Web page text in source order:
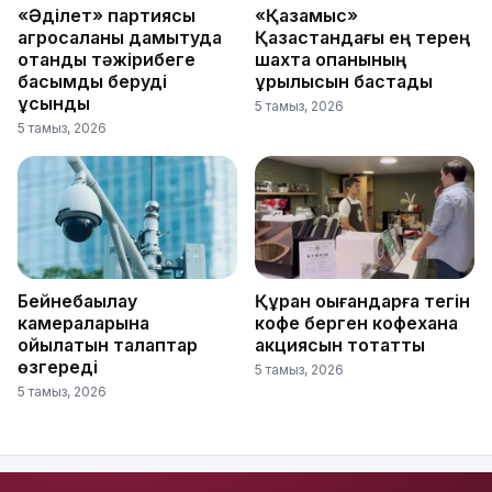
«Әділет» партиясы
агросаланы дамытуда
отандық тәжірибеге
басымдық беруді
ұсынды
5 тамыз, 2026
«Қазақмыс»
Қазақстандағы ең терең
шахта оқпанының
құрылысын бастады
5 тамыз, 2026
Бейнебақылау
камераларына
қойылатын талаптар
өзгереді
5 тамыз, 2026
Құран оқығандарға тегін
кофе берген кофехана
акциясын тоқтатты
5 тамыз, 2026